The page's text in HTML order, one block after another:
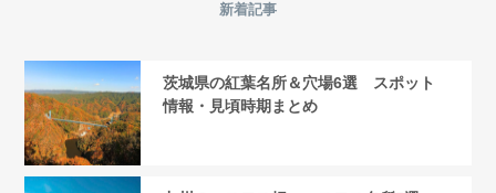
新着記事
茨城県の紅葉名所＆穴場6選 スポット
情報・見頃時期まとめ